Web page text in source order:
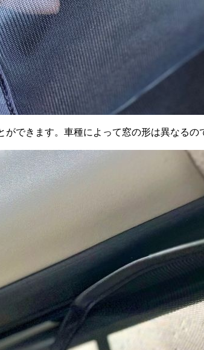
できます。車種によって窓の形は異なるの